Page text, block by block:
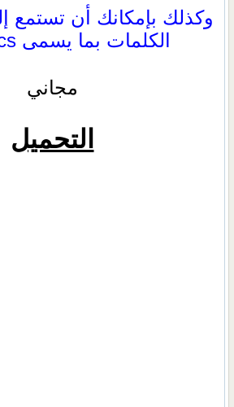
وكذلك بإمكانك أن تستمع
الكلمات بما يسمى phonetics
مجاني
التحميل